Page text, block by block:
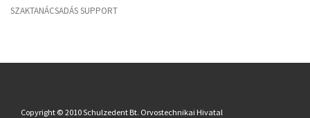
SZAKTANÁCSADÁS SUPPORT
Copyright © 2010 Schulzedent Bt. Orvostechnikai Hivatal